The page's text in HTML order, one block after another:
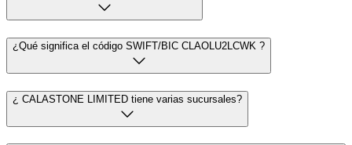
¿Qué significa el código SWIFT/BIC CLAOLU2LCWK ?
¿ CALASTONE LIMITED tiene varias sucursales?